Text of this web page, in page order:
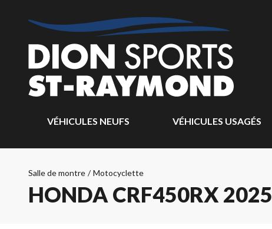
VÉHICULES NEUFS VÉHICULES USAGÉS
Salle de montre / Motocyclette
HONDA CRF450RX 2025